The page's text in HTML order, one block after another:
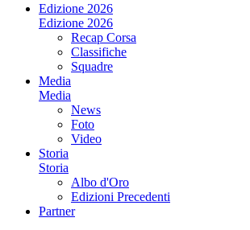
Edizione 2026
Edizione 2026
Recap Corsa
Classifiche
Squadre
Media
Media
News
Foto
Video
Storia
Storia
Albo d'Oro
Edizioni Precedenti
Partner